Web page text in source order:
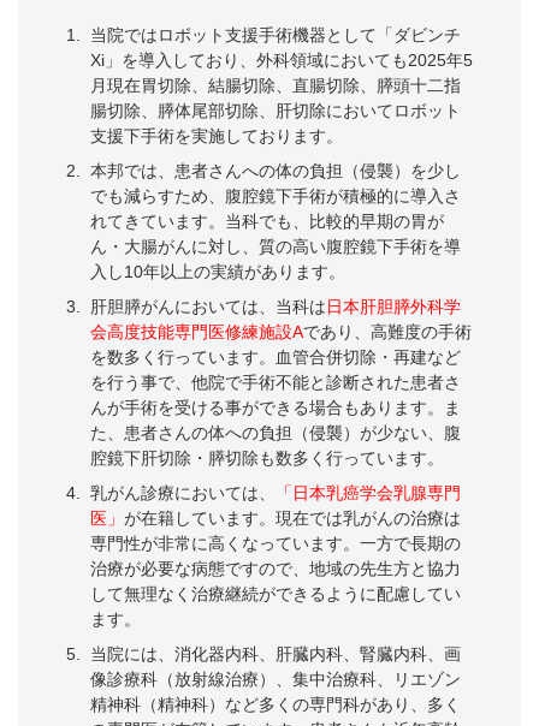
当院ではロボット支援手術機器として「ダビンチ
Xi」を導入しており、外科領域においても2025年5
月現在胃切除、結腸切除、直腸切除、膵頭十二指
腸切除、膵体尾部切除、肝切除においてロボット
支援下手術を実施しております。
本邦では、患者さんへの体の負担（侵襲）を少し
でも減らすため、腹腔鏡下手術が積極的に導入さ
れてきています。当科でも、比較的早期の胃が
ん・大腸がんに対し、質の高い腹腔鏡下手術を導
入し10年以上の実績があります。
肝胆膵がんにおいては、当科は日本肝胆膵外科学
会高度技能専門医修練施設Aであり、高難度の手術
を数多く行っています。血管合併切除・再建など
を行う事で、他院で手術不能と診断された患者さ
んが手術を受ける事ができる場合もあります。ま
た、患者さんの体への負担（侵襲）が少ない、腹
腔鏡下肝切除・膵切除も数多く行っています。
乳がん診療においては、
「日本乳癌学会乳腺専門
医」 が在籍しています。現在では乳がんの治療は
専門性が非常に高くなっています。一方で長期の
治療が必要な病態ですので、地域の先生方と協力
して無理なく治療継続ができるように配慮してい
ます。
当院には、消化器内科、肝臓内科、腎臓内科、画
像診療科（放射線治療）、集中治療科、リエゾン
精神科（精神科）など多くの専門科があり、多く